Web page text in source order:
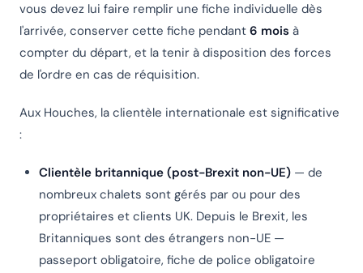
vous devez lui faire remplir une fiche individuelle dès
l'arrivée, conserver cette fiche pendant 6 mois à
compter du départ, et la tenir à disposition des forces
de l'ordre en cas de réquisition.
Aux Houches, la clientèle internationale est significative
:
Clientèle britannique (post-Brexit non-UE) — de
nombreux chalets sont gérés par ou pour des
propriétaires et clients UK. Depuis le Brexit, les
Britanniques sont des étrangers non-UE —
passeport obligatoire, fiche de police obligatoire